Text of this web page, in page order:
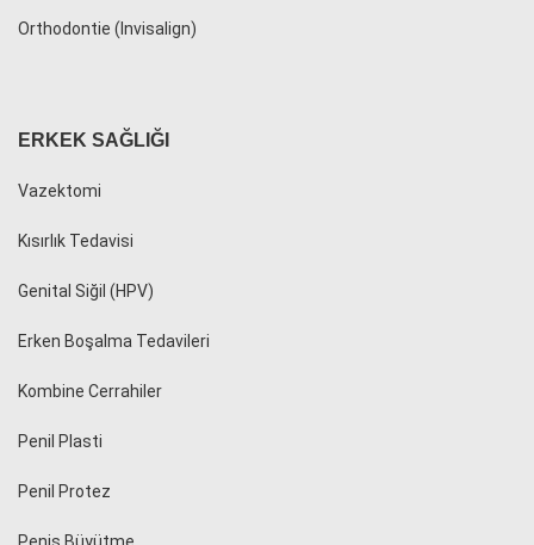
Orthodontie (Invisalign)
ERKEK SAĞLIĞI
Vazektomi
Kısırlık Tedavisi
Genital Siğil (HPV)
Erken Boşalma Tedavileri
Kombine Cerrahiler
Penil Plasti
Penil Protez